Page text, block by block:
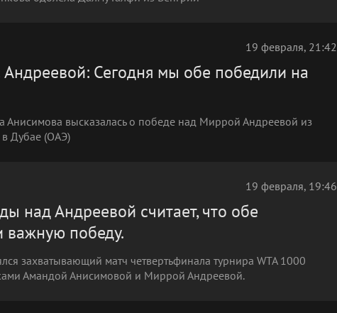
19 февраля, 21:42
Сегодня мы обе победили на
Анисимова высказалась о победе над Миррой Андреевой из
в Дубае (ОАЭ)
19 февраля, 19:46
над Андреевой считает, что обе
важную победу.
захватывающий матч четвертьфинала турнира WTA 1000
Амандой Анисимовой и Миррой Андреевой.